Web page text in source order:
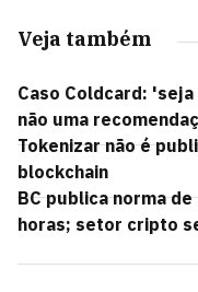
Veja também
Caso Coldcard:
não uma
Tokenizar não é
blockchain
BC publica norma
horas; setor cripto